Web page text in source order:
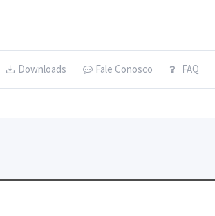
Downloads Fale Conosco FAQ